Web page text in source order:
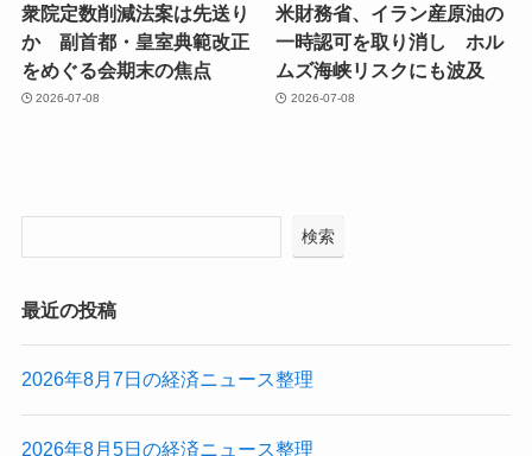
衆院定数削減法案は先送り
か 副首都・皇室典範改正
をめぐる会期末の焦点
2026-07-08
米財務省、イラン産原油の
一時認可を取り消し ホル
ムズ海峡リスクにも波及
2026-07-08
検索
最近の投稿
2026年8月7日の経済ニュース整理
2026年8月5日の経済ニュース整理